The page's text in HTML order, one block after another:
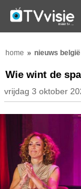
home nieuws belgië
Wie wint de
vrijdag 3 oktober